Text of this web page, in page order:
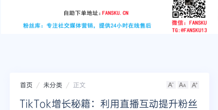
youtube
instagram
首页 未分类 正文
TikTok增长秘籍：利用直播互动提升粉丝